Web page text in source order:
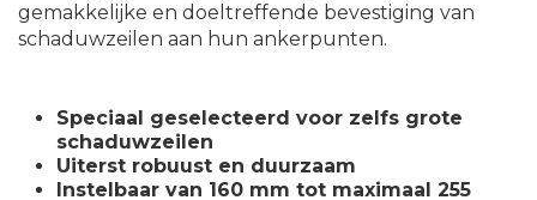
gemakkelijke en doeltreffende bevestiging van
schaduwzeilen aan hun ankerpunten.
Speciaal geselecteerd voor zelfs grote
schaduwzeilen
Uiterst robuust en duurzaam
Instelbaar van 160 mm tot maximaal 255